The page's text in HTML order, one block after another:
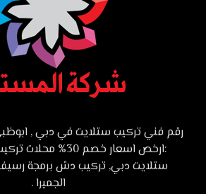
رقم فني تركيب ستلايت في دبي ,
:ارخص اسعار خصم 30%
ستلايت دبي, تركيب دش برمجة
الجميرا .